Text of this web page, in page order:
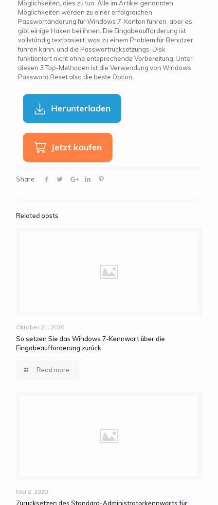
Möglichkeiten, dies zu tun. Alle im Artikel genannten
Möglichkeiten werden zu einer erfolgreichen
Passwortänderung für Windows 7-Konten führen, aber es
gibt einige Haken bei ihnen. Die Eingabeaufforderung ist
vollständig textbasiert, was zu einem Problem für Benutzer
führen kann, und die Passwortrücksetzungs-Disk
funktioniert nicht ohne entsprechende Vorbereitung. Unter
diesen 3 Top-Methoden ist die Verwendung von Windows
Password Reset also die beste Option.
Herunterladen
Jetzt kaufen
Share
Related posts
Oktober 21, 2020
So setzen Sie das Windows 7-Kennwort über die
Eingabeaufforderung zurück
Read more
Mai 2, 2020
Zurücksetzen des Standard-Administratorkennworts für